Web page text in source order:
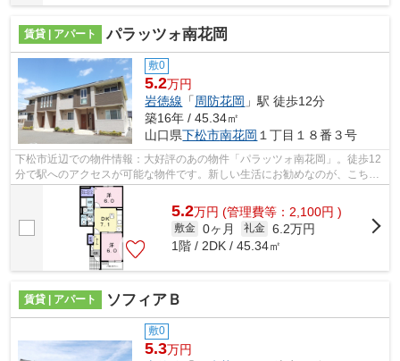
賃貸 | アパート パラッツォ南花岡
敷0
5.2万円
岩徳線 「 周防花岡 」駅 徒歩12分
築16年 / 45.34㎡
山口県下松市南花岡 １丁目１８番３号
下松市近辺での物件情報：大好評のあの物件「パラッツォ南花岡」。徒歩12
分で駅へのアクセスが可能な物件です。新しい生活にお勧めなのが、こちら
のアパートです。新生活を始めるなら...
5.2万円 (管理費等：2,100円 )
敷金 0ヶ月 礼金 6.2万円
1階 / 2DK / 45.34㎡
賃貸 | アパート ソフィアＢ
敷0
5.3万円